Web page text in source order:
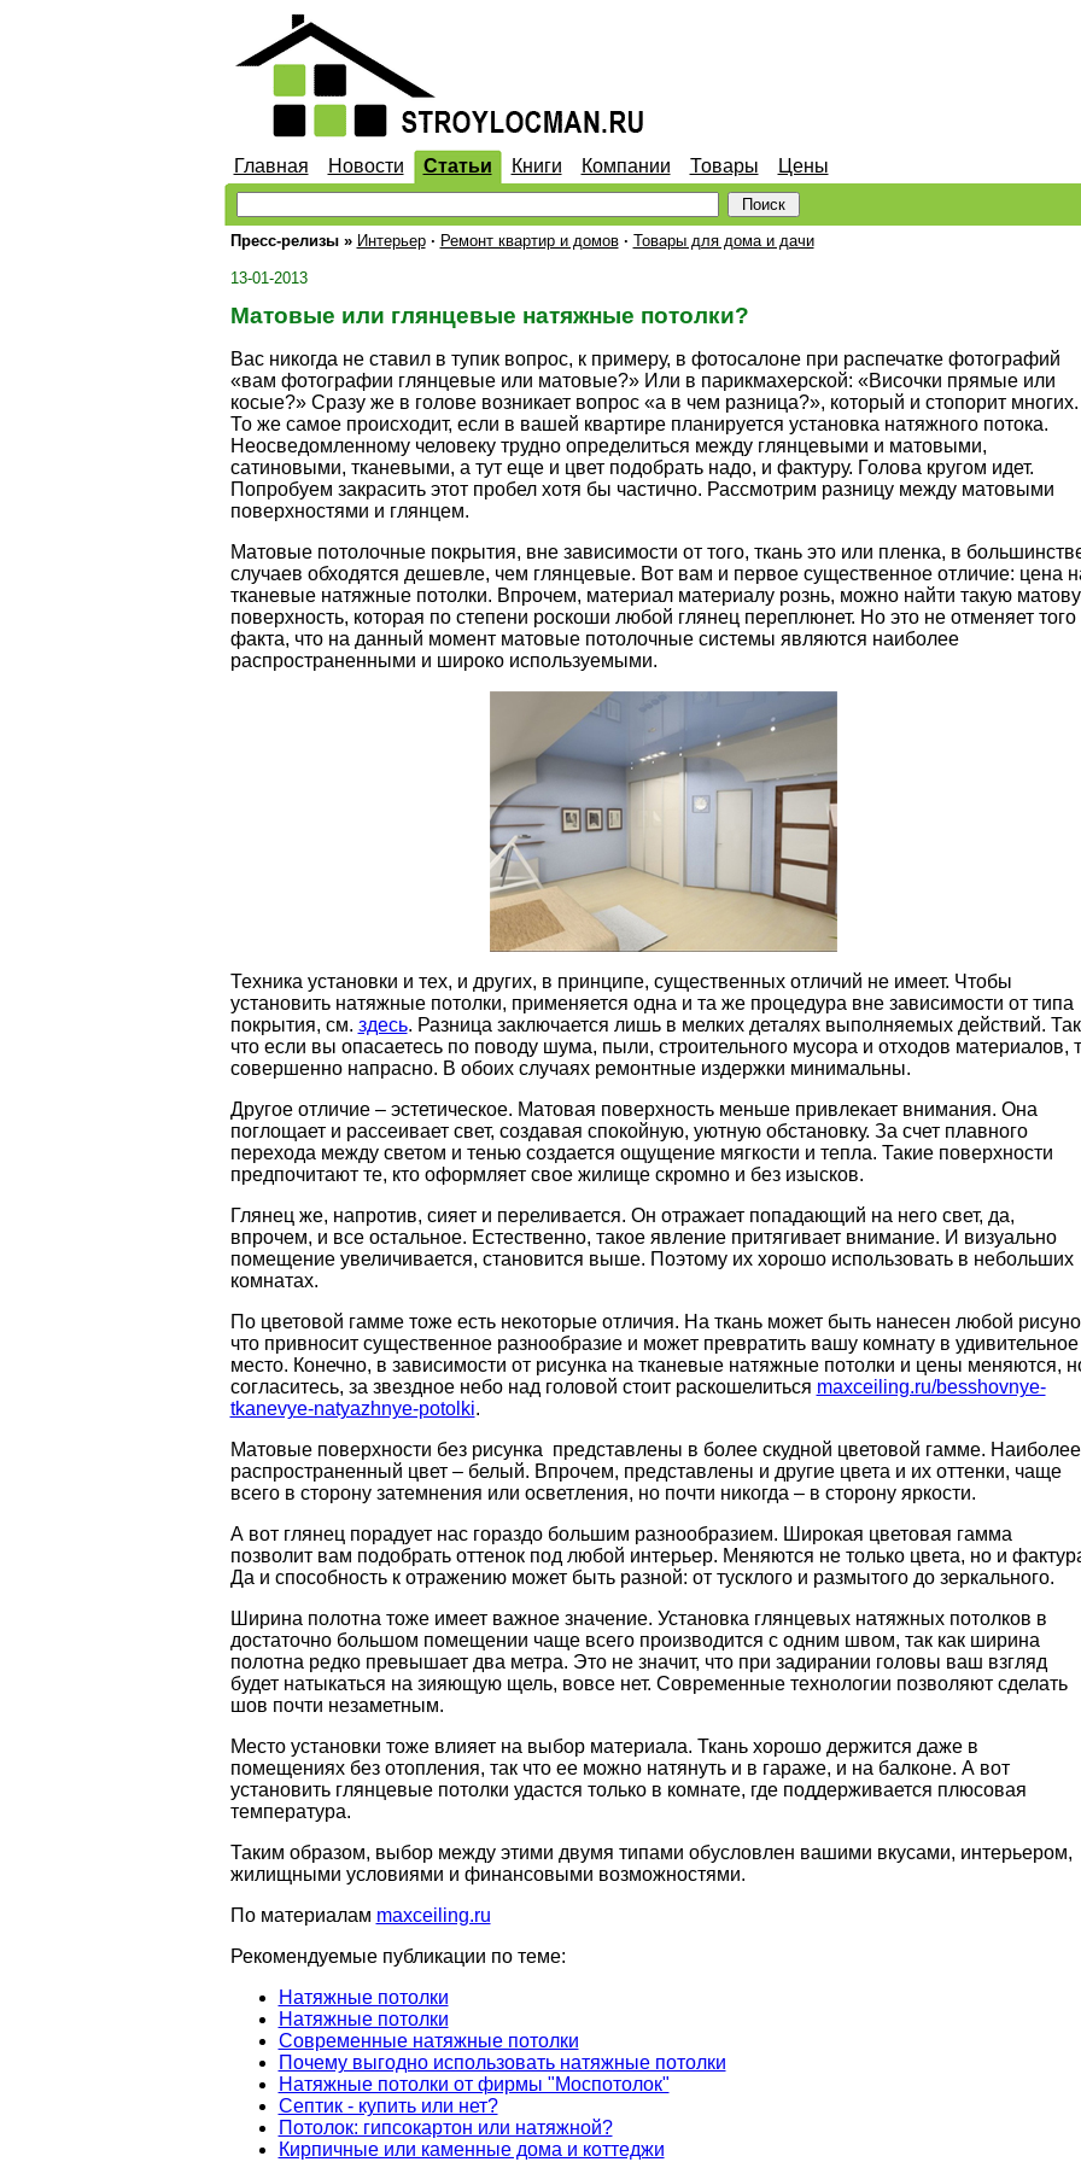
Главная Новости Статьи Книги Компании Товары Цены
Пресс-релизы » Интерьер · Ремонт квартир и домов · Товары для дома и дачи
13-01-2013
Матовые или глянцевые натяжные потолки?
Вас никогда не ставил в тупик вопрос, к примеру, в фотосалоне при распечатке фотографий
«вам фотографии глянцевые или матовые?» Или в парикмахерской: «Височки прямые или
косые?» Сразу же в голове возникает вопрос «а в чем разница?», который и стопорит многих.
То же самое происходит, если в вашей квартире планируется установка натяжного потока.
Неосведомленному человеку трудно определиться между глянцевыми и матовыми,
сатиновыми, тканевыми, а тут еще и цвет подобрать надо, и фактуру. Голова кругом идет.
Попробуем закрасить этот пробел хотя бы частично. Рассмотрим разницу между матовыми
поверхностями и глянцем.
Матовые потолочные покрытия, вне зависимости от того, ткань это или пленка, в
случаев обходятся дешевле, чем глянцевые. Вот вам и первое существенное отличие: цена
тканевые натяжные потолки. Впрочем, материал материалу рознь, можно найти такую
поверхность, которая по степени роскоши любой глянец переплюнет. Но это не отменяет того
факта, что на данный момент матовые потолочные системы являются наиболее
распространенными и широко используемыми.
Техника установки и тех, и других, в принципе, существенных отличий не имеет. Чтобы
установить натяжные потолки, применяется одна и та же процедура вне зависимости от типа
покрытия, см. здесь. Разница заключается лишь в мелких деталях выполняемых действий. Так
что если вы опасаетесь по поводу шума, пыли, строительного мусора и отходов материалов,
совершенно напрасно. В обоих случаях ремонтные издержки минимальны.
Другое отличие – эстетическое. Матовая поверхность меньше привлекает внимания. Она
поглощает и рассеивает свет, создавая спокойную, уютную обстановку. За счет плавного
перехода между светом и тенью создается ощущение мягкости и тепла. Такие поверхности
предпочитают те, кто оформляет свое жилище скромно и без изысков.
Глянец же, напротив, сияет и переливается. Он отражает попадающий на него свет, да,
впрочем, и все остальное. Естественно, такое явление притягивает внимание. И визуально
помещение увеличивается, становится выше. Поэтому их хорошо использовать в небольших
комнатах.
По цветовой гамме тоже есть некоторые отличия. На ткань может быть нанесен любой
что привносит существенное разнообразие и может превратить вашу комнату в удивительное
место. Конечно, в зависимости от рисунка на тканевые натяжные потолки и цены меняются,
согласитесь, за звездное небо над головой стоит раскошелиться maxceiling.ru/besshovnye-
tkanevye-natyazhnye-potolki.
Матовые поверхности без рисунка представлены в более скудной цветовой гамме. Наиболее
распространенный цвет – белый. Впрочем, представлены и другие цвета и их оттенки, чаще
всего в сторону затемнения или осветления, но почти никогда – в сторону яркости.
А вот глянец порадует нас гораздо большим разнообразием. Широкая цветовая гамма
позволит вам подобрать оттенок под любой интерьер. Меняются не только цвета, но и
Да и способность к отражению может быть разной: от тусклого и размытого до зеркального.
Ширина полотна тоже имеет важное значение. Установка глянцевых натяжных потолков в
достаточно большом помещении чаще всего производится с одним швом, так как ширина
полотна редко превышает два метра. Это не значит, что при задирании головы ваш взгляд
будет натыкаться на зияющую щель, вовсе нет. Современные технологии позволяют сделать
шов почти незаметным.
Место установки тоже влияет на выбор материала. Ткань хорошо держится даже в
помещениях без отопления, так что ее можно натянуть и в гараже, и на балконе. А вот
установить глянцевые потолки удастся только в комнате, где поддерживается плюсовая
температура.
Таким образом, выбор между этими двумя типами обусловлен вашими вкусами, интерьером,
жилищными условиями и финансовыми возможностями.
По материалам maxceiling.ru
Рекомендуемые публикации по теме:
Натяжные потолки
Натяжные потолки
Современные натяжные потолки
Почему выгодно использовать натяжные потолки
Натяжные потолки от фирмы "Моспотолок"
Септик - купить или нет?
Потолок: гипсокартон или натяжной?
Кирпичные или каменные дома и коттеджи